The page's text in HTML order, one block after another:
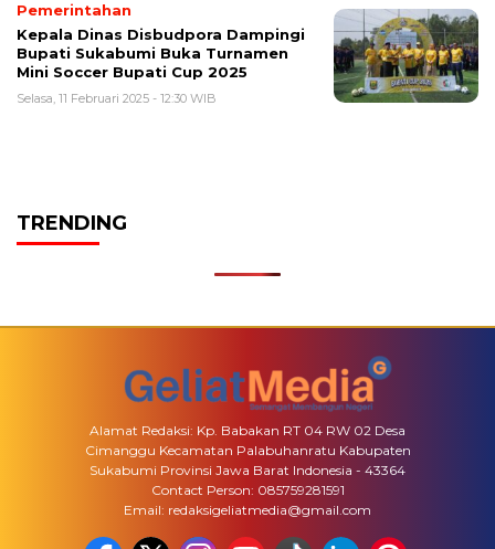
Pemerintahan
Kepala Dinas Disbudpora Dampingi
Bupati Sukabumi Buka Turnamen
Mini Soccer Bupati Cup 2025
Selasa, 11 Februari 2025 - 12:30 WIB
TRENDING
Alamat Redaksi: Kp. Babakan RT 04 RW 02 Desa
Cimanggu Kecamatan Palabuhanratu Kabupaten
Sukabumi Provinsi Jawa Barat Indonesia - 43364
Contact Person: 085759281591
Email: redaksigeliatmedia@gmail.com